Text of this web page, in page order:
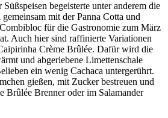
begeisterte unter anderem die
mit der Panna Cotta und
für die Gastronomie zum März
Auch hier sind raffinierte Variationen
Crème Brûlée. Dafür wird die
und abgeriebene Limettenschale
ein wenig Cachaca untergerührt.
gießen, mit Zucker bestreuen und
Brûlée Brenner oder im Salamander